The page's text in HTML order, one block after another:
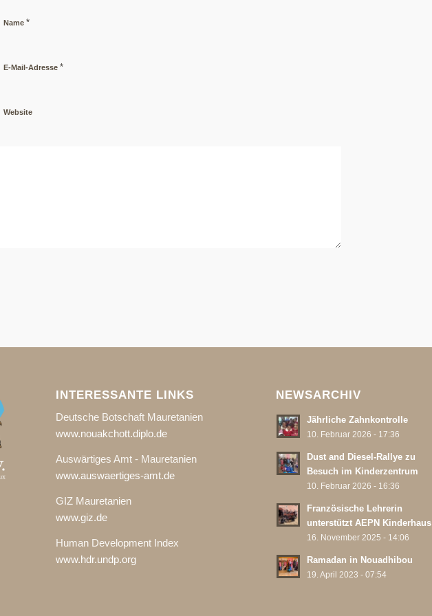
Name *
E-Mail-Adresse *
Website
INTERESSANTE LINKS
Deutsche Botschaft Mauretanien
www.nouakchott.diplo.de
Auswärtiges Amt - Mauretanien
www.auswaertiges-amt.de
GIZ Mauretanien
www.giz.de
Human Development Index
www.hdr.undp.org
NEWSARCHIV
Jährliche Zahnkontrolle
10. Februar 2026 - 17:36
Dust and Diesel-Rallye zu
Besuch im Kinderzentrum
10. Februar 2026 - 16:36
Französische Lehrerin
unterstützt AEPN Kinderhaus
16. November 2025 - 14:06
Ramadan in Nouadhibou
19. April 2023 - 07:54